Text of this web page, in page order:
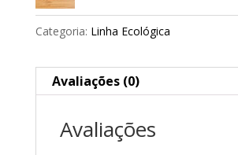
Categoria: Linha Ecológica
Avaliações (0)
Avaliações